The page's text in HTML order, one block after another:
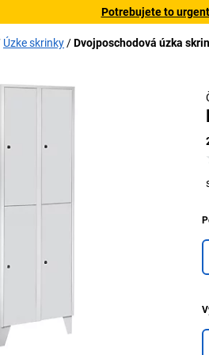
Potrebujete to
Úzke skrinky Dvojposchodová úzka